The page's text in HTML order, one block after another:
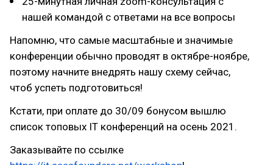
нашей командой с ответами на все вопросы
Напомню, что самые масштабные и значимые
конференции обычно проводят в октябре-ноябре,
поэтому начните внедрять нашу схему сейчас,
чтоб успеть подготовиться!
Кстати, при оплате до 30/09 бонусом вышлю
список топовых IT конференций на осень 2021.
Заказывайте по ссылке